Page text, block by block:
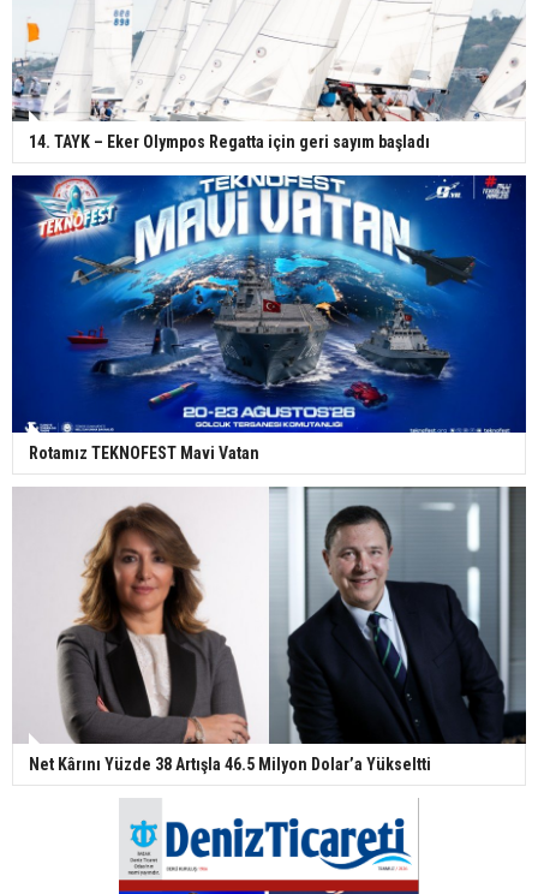
14. TAYK – Eker Olympos Regatta için geri sayım başladı
Rotamız TEKNOFEST Mavi Vatan
Net Kârını Yüzde 38 Artışla 46.5 Milyon Dolar’a Yükseltti